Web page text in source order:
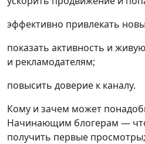
эффективно привлекать
показать активность и
и рекламодателям;
повысить доверие к каналу.
Кому и зачем может
Начинающим блогерам —
получить первые просмотры;